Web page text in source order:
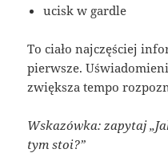
ucisk w gardle
To ciało najczęściej
pierwsze.
zwiększa tempo
Wskazówka: zapytaj
tym stoi?”